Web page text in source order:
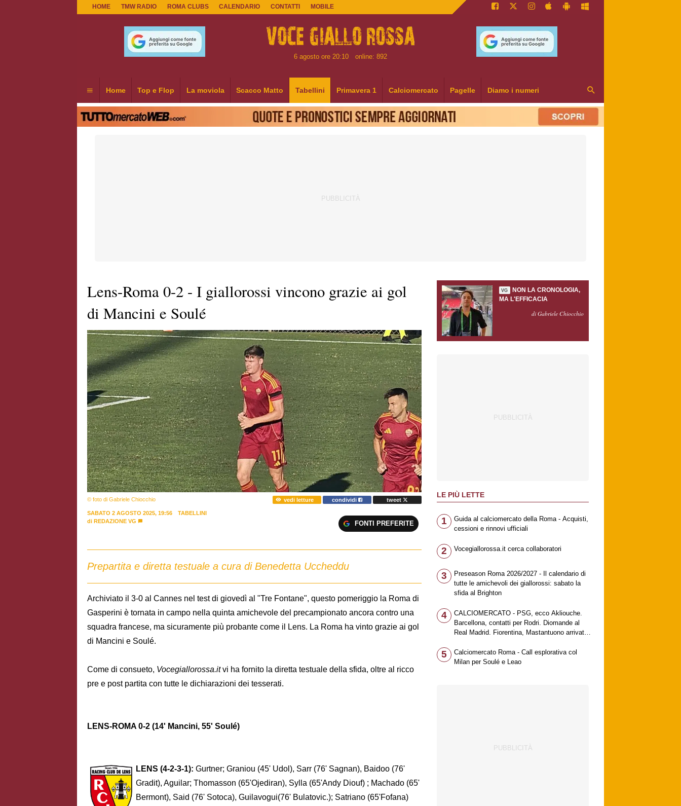
HOME TMW RADIO ROMA CLUBS CALENDARIO CONTATTI MOBILE
6 agosto ore 20:10 online: 892
Home Top e Flop La moviola Scacco Matto Tabellini Primavera 1 Calciomercato Pagelle Diamo i numeri
Lens-Roma 0-2 - I giallorossi vincono grazie ai gol
di Mancini e Soulé
© foto di Gabriele Chiocchio vedi letture condividi tweet
SABATO 2 AGOSTO 2025, 19:56
TABELLINI
di REDAZIONE VG FONTI PREFERITE
Prepartita e diretta testuale a cura di Benedetta Uccheddu
Archiviato il 3-0 al Cannes nel test di giovedì al "Tre Fontane", questo pomeriggio la Roma di
Gasperini è tornata in campo nella quinta amichevole del precampionato ancora contro una
squadra francese, ma sicuramente più probante come il Lens. La Roma ha vinto grazie ai gol
di Mancini e Soulé.
Come di consueto, Vocegiallorossa.itvi ha fornito la diretta testuale della sfida, oltre al ricco
pre e post partita con tutte le dichiarazioni dei tesserati.
LENS-ROMA 0-2 (14' Mancini, 55' Soulé)
LENS (4-2-3-1): Gurtner; Graniou (45' Udol), Sarr (76' Sagnan), Baidoo (76'
Gradit), Aguilar; Thomasson (65'Ojediran), Sylla (65'Andy Diouf) ; Machado (65'
Bermont), Said (76' Sotoca), Guilavogui(76' Bulatovic.); Satriano (65'Fofana)
VG
NON LA CRONOLOGIA,
MA L'EFFICACIA
di Gabriele Chiocchio
LE PIÙ LETTE
1
Guida al calciomercato della Roma - Acquisti,
cessioni e rinnovi ufficiali
2 Vocegiallorossa.it cerca collaboratori
3
Preseason Roma 2026/2027 - Il calendario di
tutte le amichevoli dei giallorossi: sabato la
sfida al Brighton
4
CALCIOMERCATO - PSG, ecco Akliouche.
Barcellona, contatti per Rodri. Diomande al
Real Madrid. Fiorentina, Mastantuono arrivato
5
Calciomercato Roma - Call esplorativa col
Milan per Soulé e Leao